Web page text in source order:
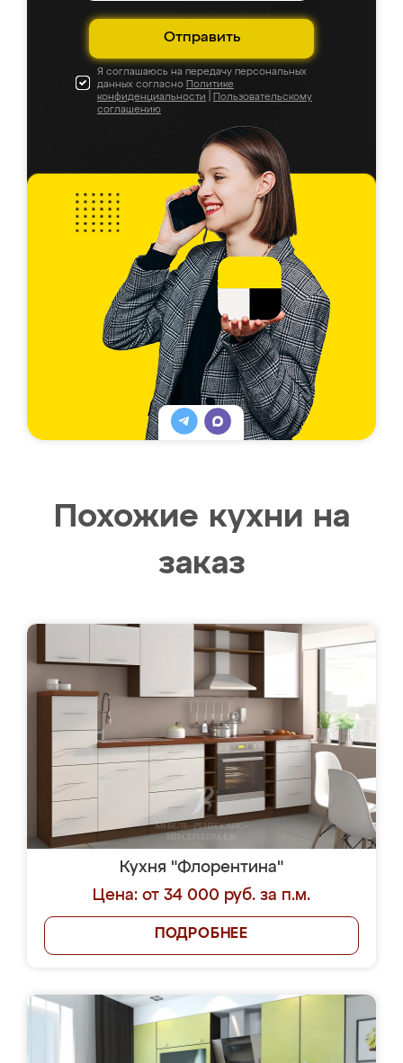
Отправить
Я соглашаюсь на передачу персональных
данных согласно Политике
конфиденциальности
Пользовательскому
соглашению
Похожие кухни на
заказ
Кухня "Флорентина"
Цена: от 34 000 руб. за п.м.
ПОДРОБНЕЕ